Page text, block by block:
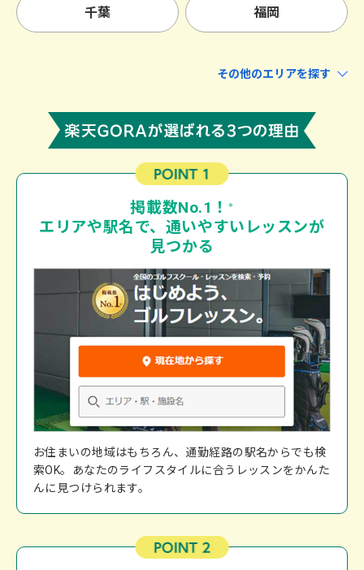
千葉 福岡
関東・甲信越
栃木群馬埼玉千葉東京神奈川新潟山梨長野静岡
中部・北陸
福井
和歌山
広島山口 徳島 香川愛媛高知
九州・沖縄
宮崎 鹿児島沖縄
掲載数No.1！ ※
エリアや駅名で、通いやすいレッスンが
見つかる
お住まいの地域はもちろん、通勤経路の駅名からでも検
索OK。あなたのライフスタイルに合うレッスンをかんた
んに見つけられます。